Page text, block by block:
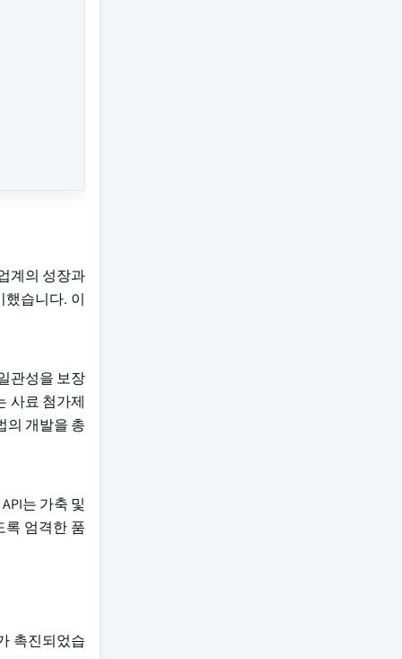
계의 성장과
습니다. 이
관성을 보장
사료 첨가제
의 개발을 총
는 가축 및
록 엄격한 품
촉진되었습